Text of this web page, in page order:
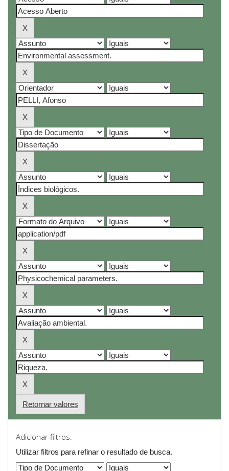
Retornar valores
Adicionar filtros:
Utilizar filtros para refinar o resultado de busca.